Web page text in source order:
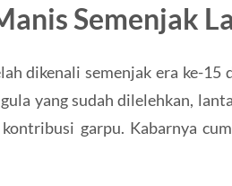
Semenjak
dikenali semenjak era ke-15
yang sudah dilelehkan,
garpu. Kabarnya